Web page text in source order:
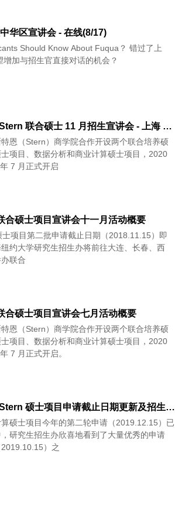
华区宣讲会 - 在线(8/17)
Know About Fuqua？ 错过了上
京线下宣讲会？ 希望增加与招生官直接对话的机会？
NYU Shanghai - NYU Stern 联合硕士 11 月招生宣讲会 - 上海 北京 加州 波士顿 在线
恩（Stern）商学院合作开设两个联合培养硕
项目、数据分析和商业计算硕士项目，2020
7 月正式开启
合硕士项目宣讲会十一月活动概要
项目第二批申请截止日期（2018.11.15）即
约大学研究生招生办将前往大连、长春、西
联合
合硕士项目宣讲会七月活动概要
恩（Stern）商学院合作开设两个联合培养硕
项目、数据分析和商业计算硕士项目，2020
7 月正式开启。
NYU Shanghai - NYU Stern 硕士项目申请截止日期更新及招生宣讲会 - 在线(1/3 8 13)
硕士项目今年的第二轮申请（2019.12.15）已
研究生招生办欣喜地看到了大量优秀的申请
）之